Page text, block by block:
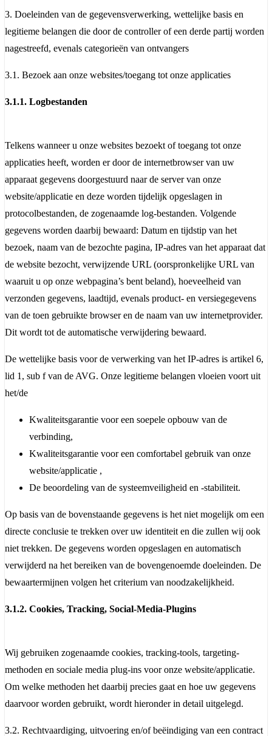
3. Doeleinden van de gegevensverwerking, wettelijke basis en
legitieme belangen die door de controller of een derde partij worden
nagestreefd, evenals categorieën van ontvangers
3.1. Bezoek aan onze websites/toegang tot onze applicaties
3.1.1. Logbestanden
Telkens wanneer u onze websites bezoekt of toegang tot onze
applicaties heeft, worden er door de internetbrowser van uw
apparaat gegevens doorgestuurd naar de server van onze
website/applicatie en deze worden tijdelijk opgeslagen in
protocolbestanden, de zogenaamde log-bestanden. Volgende
gegevens worden daarbij bewaard: Datum en tijdstip van het
bezoek, naam van de bezochte pagina, IP-adres van het apparaat dat
de website bezocht, verwijzende URL (oorspronkelijke URL van
waaruit u op onze webpagina’s bent beland), hoeveelheid van
verzonden gegevens, laadtijd, evenals product- en versiegegevens
van de toen gebruikte browser en de naam van uw internetprovider.
Dit wordt tot de automatische verwijdering bewaard.
De wettelijke basis voor de verwerking van het IP-adres is artikel 6,
lid 1, sub f van de AVG. Onze legitieme belangen vloeien voort uit
het/de
Kwaliteitsgarantie voor een soepele opbouw van de
verbinding,
Kwaliteitsgarantie voor een comfortabel gebruik van onze
website/applicatie ,
De beoordeling van de systeemveiligheid en -stabiliteit.
Op basis van de bovenstaande gegevens is het niet mogelijk om een
directe conclusie te trekken over uw identiteit en die zullen wij ook
niet trekken. De gegevens worden opgeslagen en automatisch
verwijderd na het bereiken van de bovengenoemde doeleinden. De
bewaartermijnen volgen het criterium van noodzakelijkheid.
3.1.2. Cookies, Tracking, Social-Media-Plugins
Wij gebruiken zogenaamde cookies, tracking-tools, targeting-
methoden en sociale media plug-ins voor onze website/applicatie.
Om welke methoden het daarbij precies gaat en hoe uw gegevens
daarvoor worden gebruikt, wordt hieronder in detail uitgelegd.
3.2. Rechtvaardiging, uitvoering en/of beëindiging van een contract